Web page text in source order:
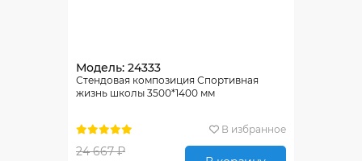
Модель: 24333
Стендовая композиция Спортивная
жизнь школы 3500*1400 мм
В избранное
24 667 ₽